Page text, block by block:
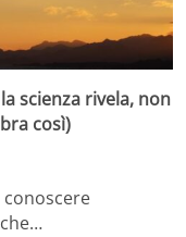
scienza rivela, non
così)